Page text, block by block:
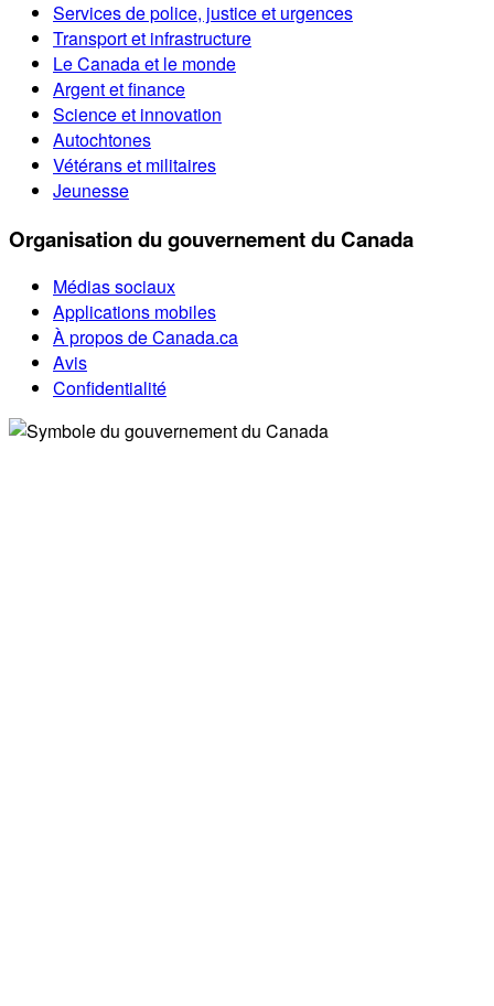
Services de police, justice et urgences
Transport et infrastructure
Le Canada et le monde
Argent et finance
Science et innovation
Autochtones
Vétérans et militaires
Jeunesse
Organisation du gouvernement du Canada
Médias sociaux
Applications mobiles
À propos de Canada.ca
Avis
Confidentialité